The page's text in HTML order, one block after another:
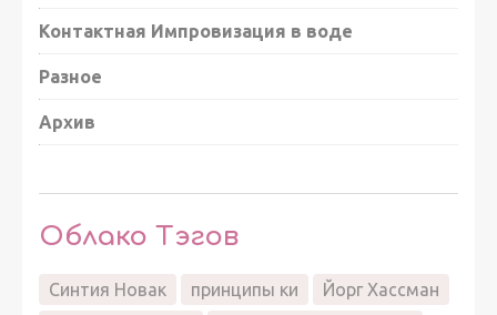
Контактная Импровизация в воде
Разное
Архив
Облако Тэгов
Синтия Новак принципы ки
Йорг Хассман